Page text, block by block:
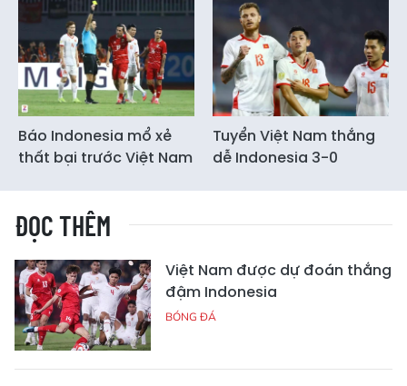
Báo Indonesia mổ xẻ
thất bại trước Việt Nam
Tuyển Việt Nam thắng
dễ Indonesia 3-0
ĐỌC THÊM
Việt Nam được dự đoán thắng
đậm Indonesia
BÓNG ĐÁ